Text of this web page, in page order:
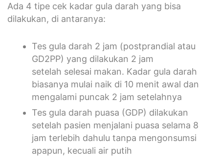
Ada 4 tipe cek kadar gula darah yang bisa
dilakukan, di antaranya:
Tes gula darah 2 jam (postprandial atau
GD2PP) yang dilakukan 2 jam
setelah selesai makan. Kadar gula darah
biasanya mulai naik di 10 menit awal dan
mengalami puncak 2 jam setelahnya
Tes gula darah puasa (GDP) dilakukan
setelah pasien menjalani puasa selama 8
jam terlebih dahulu tanpa mengonsumsi
apapun, kecuali air putih